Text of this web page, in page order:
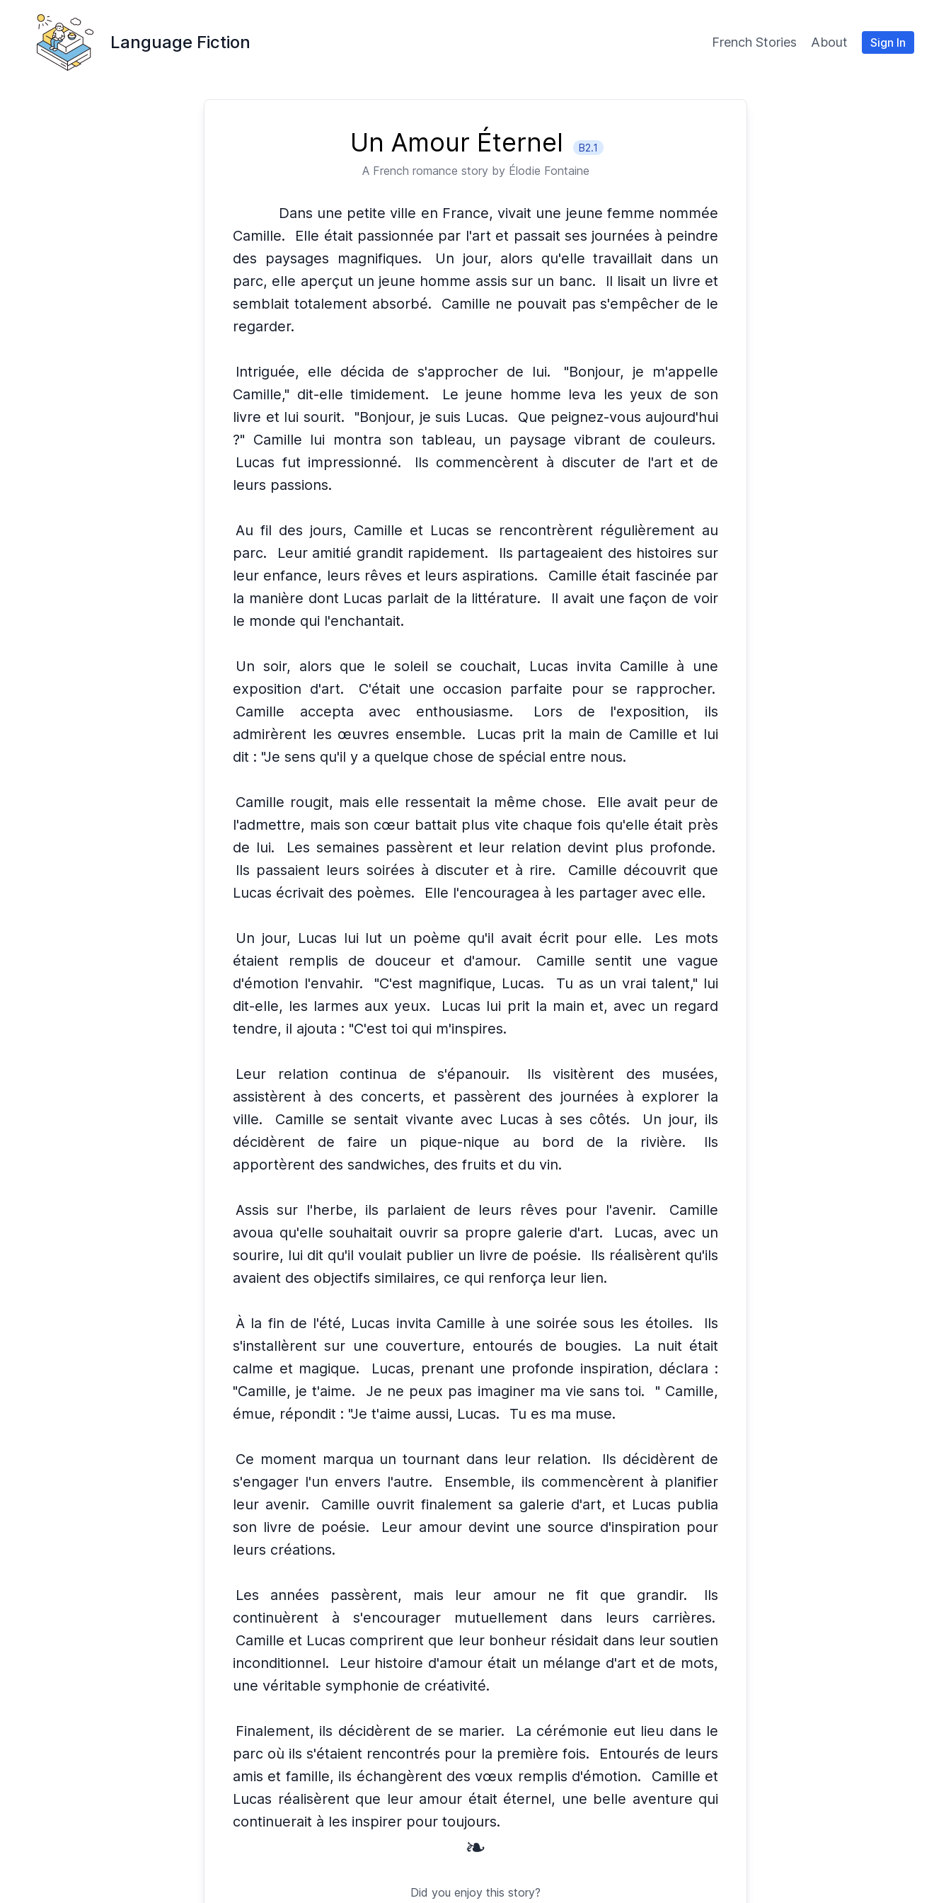
Language Fiction French Stories About Sign In
Un Amour Éternel B2.1
A French romance story by Élodie Fontaine
Dans une petite ville en France, vivait une jeune femme nommée
Camille.
Elle était passionnée par l'art et passait ses journées à peindre
des paysages magnifiques.
Un jour, alors qu'elle travaillait dans un
parc, elle aperçut un jeune homme assis sur un banc.
Il lisait un livre et
semblait totalement absorbé.
Camille ne pouvait pas s'empêcher de le
regarder.
Intriguée, elle décida de s'approcher de lui.
"Bonjour, je m'appelle
Camille," dit-elle timidement.
Le jeune homme leva les yeux de son
livre et lui sourit.
"Bonjour, je suis Lucas.
Que peignez-vous aujourd'hui
?" Camille lui montra son tableau, un paysage vibrant de couleurs.
Lucas fut impressionné.
Ils commencèrent à discuter de l'art et de
leurs passions.
Au fil des jours, Camille et Lucas se rencontrèrent régulièrement au
parc.
Leur amitié grandit rapidement.
Ils partageaient des histoires sur
leur enfance, leurs rêves et leurs aspirations.
Camille était fascinée par
la manière dont Lucas parlait de la littérature.
Il avait une façon de voir
le monde qui l'enchantait.
Un soir, alors que le soleil se couchait, Lucas invita Camille à une
exposition d'art.
C'était une occasion parfaite pour se rapprocher.
Camille accepta avec enthousiasme.
Lors de l'exposition, ils
admirèrent les œuvres ensemble.
Lucas prit la main de Camille et lui
dit : "Je sens qu'il y a quelque chose de spécial entre nous.
Camille rougit, mais elle ressentait la même chose.
Elle avait peur de
l'admettre, mais son cœur battait plus vite chaque fois qu'elle était près
de lui.
Les semaines passèrent et leur relation devint plus profonde.
Ils passaient leurs soirées à discuter et à rire.
Camille découvrit que
Lucas écrivait des poèmes.
Elle l'encouragea à les partager avec elle.
Un jour, Lucas lui lut un poème qu'il avait écrit pour elle.
Les mots
étaient remplis de douceur et d'amour.
Camille sentit une vague
d'émotion l'envahir.
"C'est magnifique, Lucas.
Tu as un vrai talent," lui
dit-elle, les larmes aux yeux.
Lucas lui prit la main et, avec un regard
tendre, il ajouta : "C'est toi qui m'inspires.
Leur relation continua de s'épanouir.
Ils visitèrent des musées,
assistèrent à des concerts, et passèrent des journées à explorer la
ville.
Camille se sentait vivante avec Lucas à ses côtés.
Un jour, ils
décidèrent de faire un pique-nique au bord de la rivière.
Ils
apportèrent des sandwiches, des fruits et du vin.
Assis sur l'herbe, ils parlaient de leurs rêves pour l'avenir.
Camille
avoua qu'elle souhaitait ouvrir sa propre galerie d'art.
Lucas, avec un
sourire, lui dit qu'il voulait publier un livre de poésie.
Ils réalisèrent qu'ils
avaient des objectifs similaires, ce qui renforça leur lien.
À la fin de l'été, Lucas invita Camille à une soirée sous les étoiles.
Ils
s'installèrent sur une couverture, entourés de bougies.
La nuit était
calme et magique.
Lucas, prenant une profonde inspiration, déclara :
"Camille, je t'aime.
Je ne peux pas imaginer ma vie sans toi.
" Camille,
émue, répondit : "Je t'aime aussi, Lucas.
Tu es ma muse.
Ce moment marqua un tournant dans leur relation.
Ils décidèrent de
s'engager l'un envers l'autre.
Ensemble, ils commencèrent à planifier
leur avenir.
Camille ouvrit finalement sa galerie d'art, et Lucas publia
son livre de poésie.
Leur amour devint une source d'inspiration pour
leurs créations.
Les années passèrent, mais leur amour ne fit que grandir.
Ils
continuèrent à s'encourager mutuellement dans leurs carrières.
Camille et Lucas comprirent que leur bonheur résidait dans leur soutien
inconditionnel.
Leur histoire d'amour était un mélange d'art et de mots,
une véritable symphonie de créativité.
Finalement, ils décidèrent de se marier.
La cérémonie eut lieu dans le
parc où ils s'étaient rencontrés pour la première fois.
Entourés de leurs
amis et famille, ils échangèrent des vœux remplis d'émotion.
Camille et
Lucas réalisèrent que leur amour était éternel, une belle aventure qui
continuerait à les inspirer pour toujours.
❧
Did you enjoy this story?